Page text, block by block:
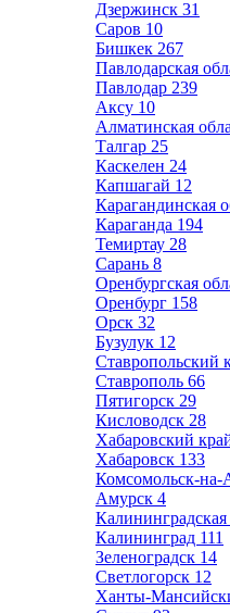
Дзержинск 31
Саров 10
Бишкек 267
Павлодарская
Павлодар 239
Аксу 10
Алматинская
Талгар 25
Каскелен 24
Капшагай 12
Карагандинская
Караганда 194
Темиртау 28
Сарань 8
Оренбургская
Оренбург 158
Орск 32
Бузулук 12
Ставропольский
Ставрополь 66
Пятигорск 29
Кисловодск 28
Хабаровский
Хабаровск 133
Комсомольск-на-
Амурск 4
Калининградская
Калининград 111
Зеленоградск 14
Светлогорск 12
Ханты-